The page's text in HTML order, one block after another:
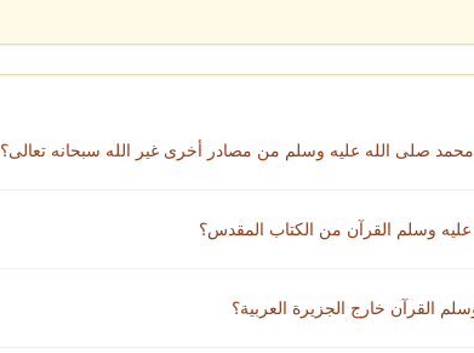
صلى الله عليه وسلم من مصادر أخرى غير الله سبحانه تعالى؟
وسلم القرآن من الكتاب المقدس؟
القرآن خارج الجزيرة العربية؟